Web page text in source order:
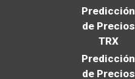
Predicción
de Precios
TRX
Predicción
de Precios